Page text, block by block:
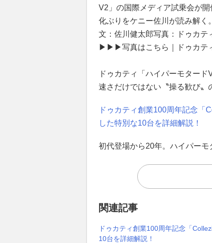
V2」の国際メディア試乗会が
化ぶりをケニー佐川が読み解く。
文：佐川健太郎写真：ドゥカテ
▶▶▶写真はこちら｜ドゥカテ
ドゥカティ「ハイパーモタード
速さだけではない〝操る歓び〟
ドゥカティ創業100周年記念「
した特別な10台を詳細解説！
初代登場から20年。ハイパーモ
関連記事
ドゥカティ創業100周年記念「
10台を詳細解説！